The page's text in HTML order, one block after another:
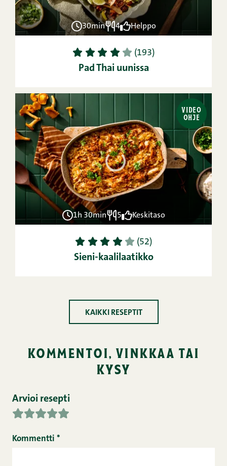
30min 4 Helppo
1 2 3 4 5 (193)
Pad Thai uunissa
VIDEO
OHJE
1h 30min 5 Keskitaso
1 2 3 4 5 (52)
Sieni-kaalilaatikko
KAIKKI RESEPTIT
kommentoi, vinkkaa tai
kysy
Arvioi resepti
Kommentti *